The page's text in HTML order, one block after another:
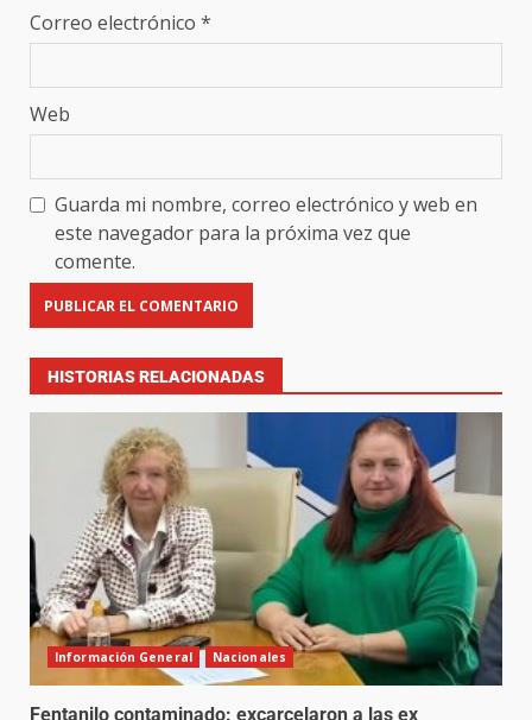
Correo electrónico *
Web
Guarda mi nombre, correo electrónico y web en
este navegador para la próxima vez que
comente.
HISTORIAS RELACIONADAS
Información General Nacionales
Fentanilo contaminado: excarcelaron a las ex